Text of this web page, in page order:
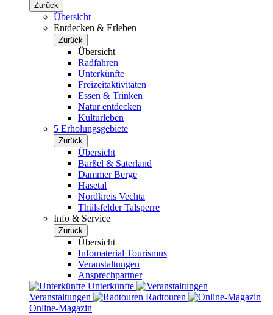
Zurück
Übersicht
Entdecken & Erleben
Zurück
Übersicht
Radfahren
Unterkünfte
Freizeitaktivitäten
Essen & Trinken
Natur entdecken
Kulturleben
5 Erholungsgebiete
Zurück
Übersicht
Barßel & Saterland
Dammer Berge
Hasetal
Nordkreis Vechta
Thülsfelder Talsperre
Info & Service
Zurück
Übersicht
Infomaterial Tourismus
Veranstaltungen
Ansprechpartner
Unterkünfte
Veranstaltungen
Radtouren
Online-Magazin